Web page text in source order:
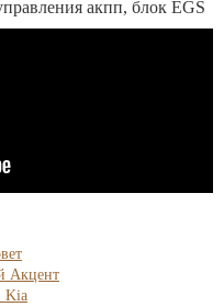
акпп, блок EGS
Акцент
Kia